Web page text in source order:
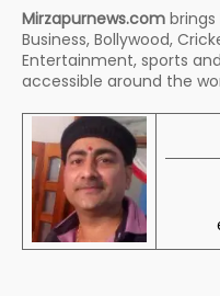
Mirzapurnews.com brings
Business, Bollywood,
Entertainment, sports
accessible around the